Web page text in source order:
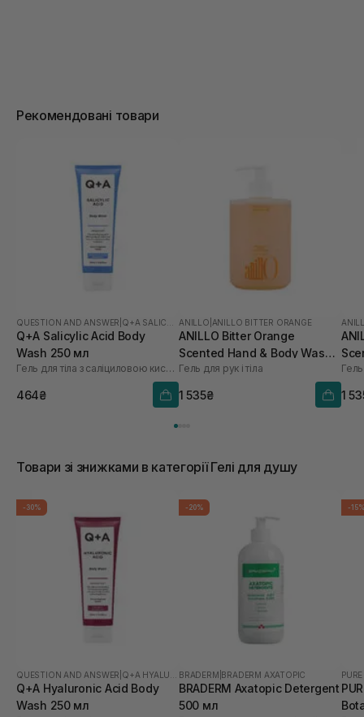
Рекомендовані товари
QUESTION AND ANSWER
Q+A Salicylic Acid Body
Wash 250 мл
Гель для тіла з саліциловою кислотою
464₴
ANILLO ANILLO BITTER ORANGE
ANILLO Bitter Orange
Scented Hand & Body Wash
450 мл
Гель для рук і тіла
1 535₴
Гель
1
Товари зі знижками в категорії Гелі для душу
-30%
QUESTION AND ANSWER
Q+A Hyaluronic Acid Body
Wash 250 мл
-20%
BRADERM BRADERM AXATOPIC
BRADERM Axatopic Detergent
500 мл
-